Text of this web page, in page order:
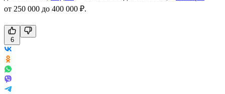
от 250 000 до 400 000 ₽.
6